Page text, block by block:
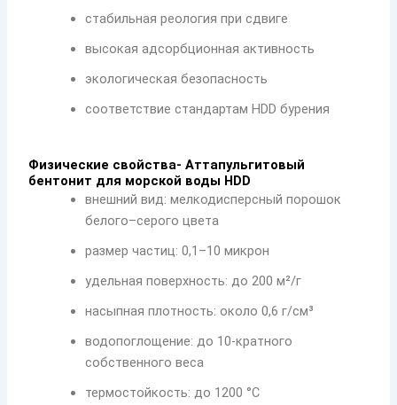
стабильная реология при сдвиге
высокая адсорбционная активность
экологическая безопасность
соответствие стандартам HDD бурения
Физические свойства- Аттапульгитовый
бентонит для морской воды HDD
внешний вид: мелкодисперсный порошок
белого–серого цвета
размер частиц: 0,1–10 микрон
удельная поверхность: до 200 м²/г
насыпная плотность: около 0,6 г/см³
водопоглощение: до 10-кратного
собственного веса
термостойкость: до 1200 °C